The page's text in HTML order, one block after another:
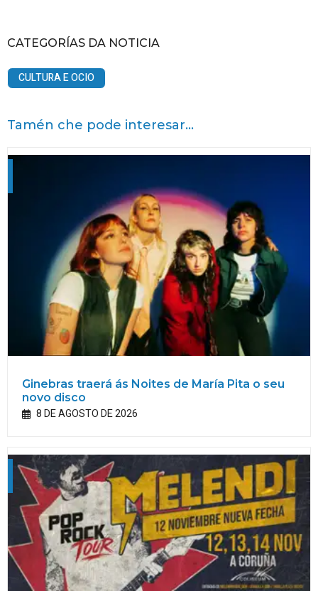
CATEGORÍAS DA NOTICIA
CULTURA E OCIO
Tamén che pode interesar...
Ginebras traerá ás Noites de María Pita o seu
novo disco
8 DE AGOSTO DE 2026